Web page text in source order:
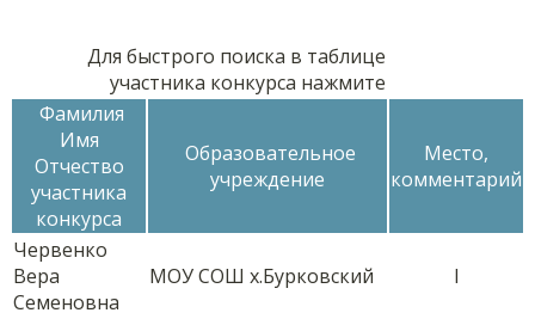
Для быстрого поиска в таблице
участника конкурса нажмите
Фамилия
Имя
Отчество
участника
конкурса
Образовательное
учреждение
Место,
комментарий
Червенко
Вера
Семеновна
МОУ СОШ х.Бурковский I